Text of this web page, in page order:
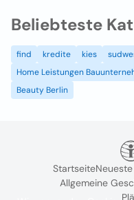
Beliebteste
find kredite kies
Home Leistungen
Beauty Berlin
Startseite
Allgemeine